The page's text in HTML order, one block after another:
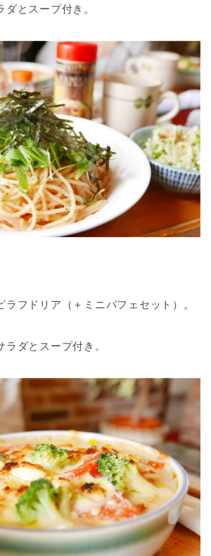
とスープ付き。
ラフドリア（＋ミニパフェセット）。
ラダとスープ付き。